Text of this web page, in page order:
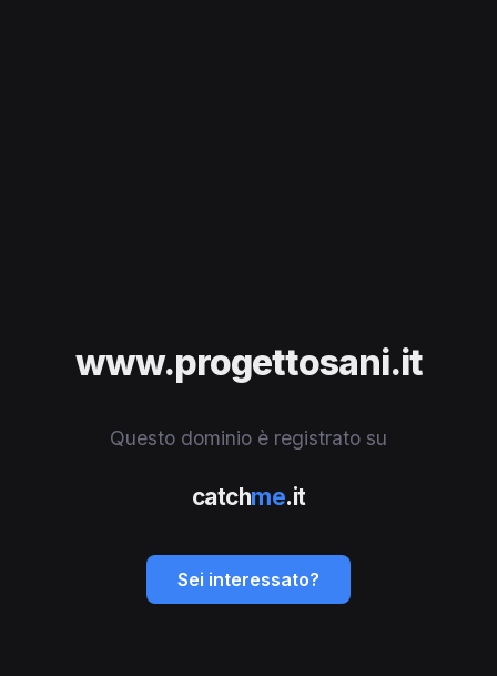
www.progettosani.it
Questo dominio è registrato su
catchme.it
Sei interessato?